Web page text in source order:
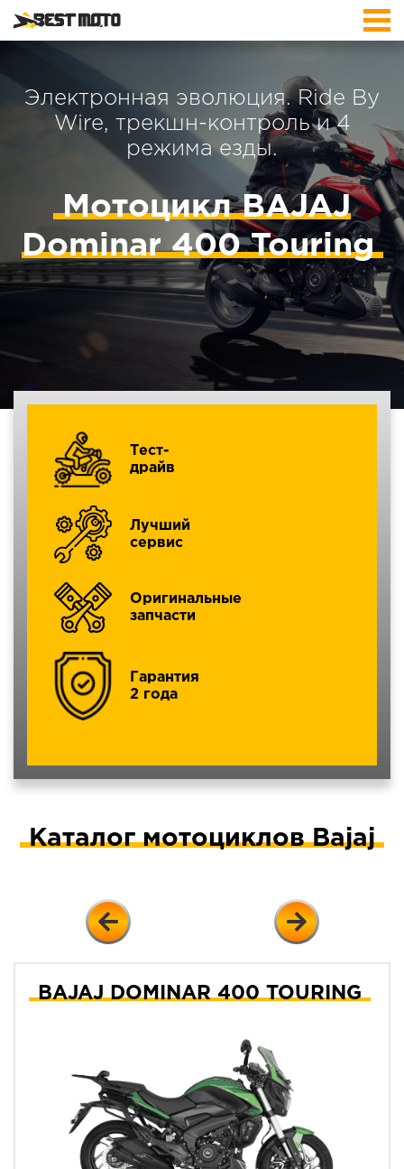
Электронная эволюция. Ride By
Wire, трекшн-контроль и 4
режима езды.
Мотоцикл BAJAJ
Dominar 400 Touring
Тест-
драйв
Лучший
сервис
Оригинальные
запчасти
Гарантия
2 года
Каталог мотоциклов Bajaj
BAJAJ DOMINAR 400 TOURING